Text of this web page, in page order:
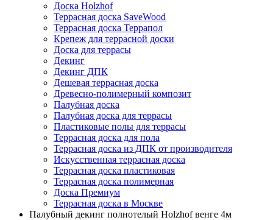
Доска Holzhof
Террасная доска SaveWood
Террасная доска Террапол
Крепеж для террасной доски
Доска для террасы
Декинг
Декинг ДПК
Дешевая террасная доска
Древесно-полимерный композит
Палубная доска
Палубная доска для террасы
Пластиковые полы для террасы
Террасная доска для пола
Террасная доска из ДПК от производителя
Искусственная террасная доска
Террасная доска пластиковая
Террасная доска полимерная
Доска Премиум
Террасная доска в Москве
Палубный декинг полнотелый Holzhof венге 4м